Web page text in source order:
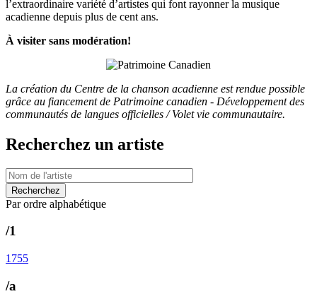
l’extraordinaire variété d’artistes qui font rayonner la musique
acadienne depuis plus de cent ans.
À visiter sans modération!
La création du Centre de la chanson acadienne est rendue possible
grâce au fiancement de Patrimoine canadien - Développement des
communautés de langues officielles / Volet vie communautaire.
Recherchez un artiste
Par ordre alphabétique
/1
1755
/a